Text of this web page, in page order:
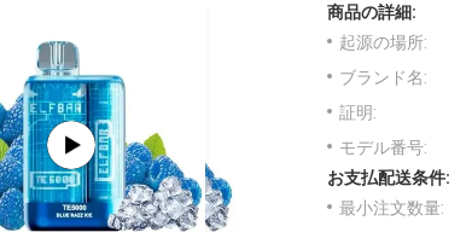
商品の詳細:
起源の場所:
ブランド名:
証明:
モデル番号:
お支払配送条件:
最小注文数量: